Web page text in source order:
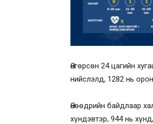
Өнгөрсөн 24 цагийн
нийслэлд, 1282 нь
Өнөөдрийн байдлаар
хүндэвтэр, 944 нь